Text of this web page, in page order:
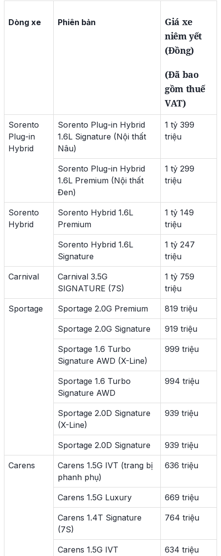
Dòng xe Phiên bản
Giá xe
niêm yết
(Đồng)
(Đã bao
gồm thuế
VAT)
Sorento
Plug-in
Hybrid
Sorento Plug-in Hybrid
1.6L Signature (Nội thất
Nâu)
1 tỷ 399
triệu
Sorento Plug-in Hybrid
1.6L Premium (Nội thất
Đen)
1 tỷ 299
triệu
Sorento
Hybrid
Sorento Hybrid 1.6L
Premium
1 tỷ 149
triệu
Sorento Hybrid 1.6L
Signature
1 tỷ 247
triệu
Carnival
Carnival 3.5G
SIGNATURE (7S)
1 tỷ 759
triệu
Sportage Sportage 2.0G Premium 819 triệu
Sportage 2.0G Signature 919 triệu
Sportage 1.6 Turbo
Signature AWD (X-Line)
999 triệu
Sportage 1.6 Turbo
Signature AWD
994 triệu
Sportage 2.0D Signature
(X-Line)
939 triệu
Sportage 2.0D Signature 939 triệu
Carens
Carens 1.5G IVT (trang bị
phanh phụ)
636 triệu
Carens 1.5G Luxury 669 triệu
Carens 1.4T Signature
(7S)
764 triệu
Carens 1.5G IVT 634 triệu